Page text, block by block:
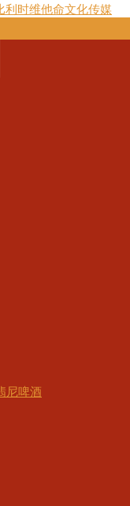
利时维他命文化传媒
尼啤酒